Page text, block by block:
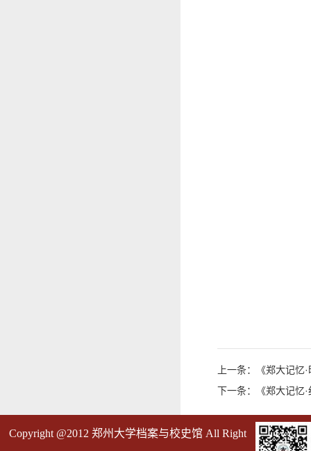
上一条：《郑大记忆
下一条：《郑大记忆
Copyright @2012 郑州大学档案与校史馆 All Right